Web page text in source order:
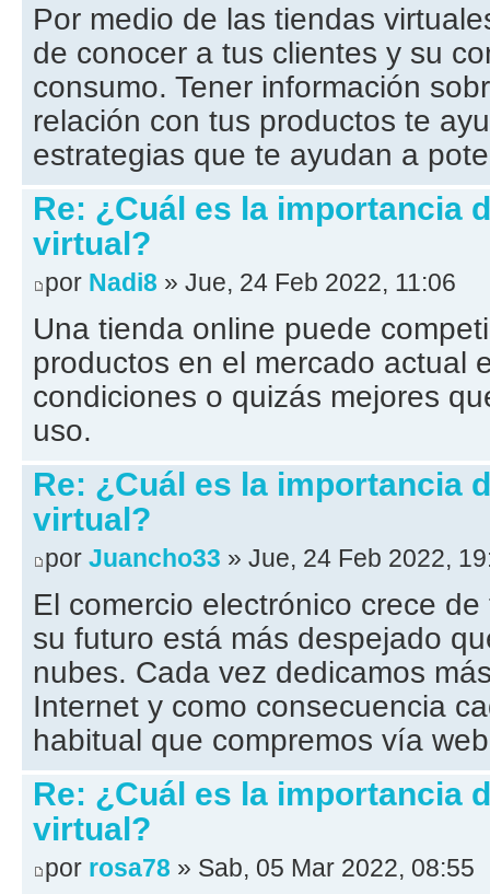
Por medio de las tiendas
de conocer a tus clientes y su
consumo. Tener información
relación con tus productos te
estrategias que te ayudan a
Re: ¿Cuál es la importancia
virtual?
por Nadi8 » Jue, 24 Feb 2022, 11:06
Una tienda online puede
productos en el mercado actual
condiciones o quizás mejores
uso.
Re: ¿Cuál es la importancia
virtual?
por Juancho33 » Jue, 24 Feb 2022,
El comercio electrónico crece
su futuro está más despejado
nubes. Cada vez dedicamos
Internet y como consecuencia
habitual que compremos vía
Re: ¿Cuál es la importancia
virtual?
por rosa78 » Sab, 05 Mar 2022, 08:55